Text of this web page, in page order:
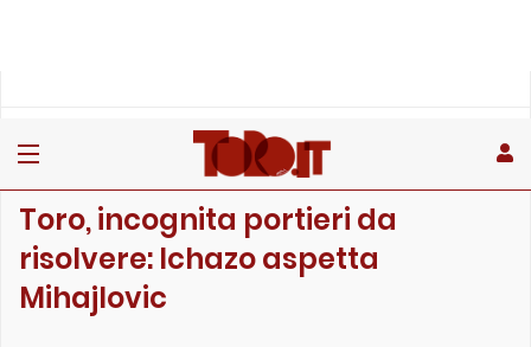
Toro, incognita portieri da
risolvere: Ichazo aspetta
Mihajlovic